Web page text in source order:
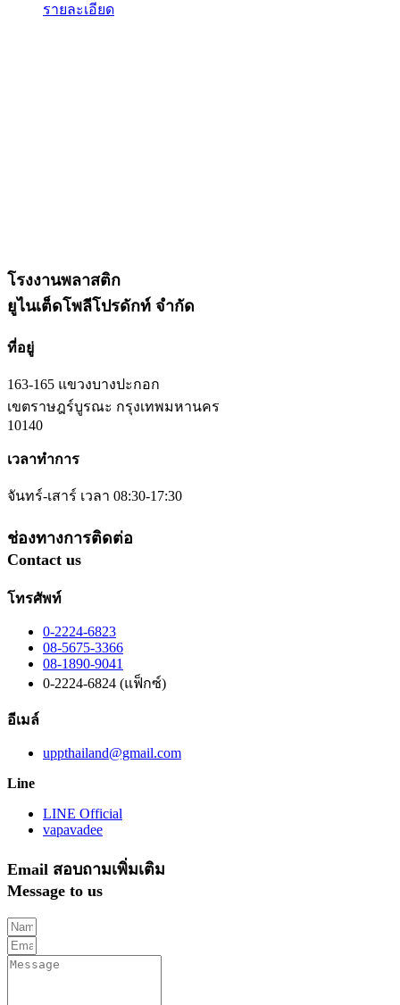
รายละเอียด
โรงงานพลาสติก
ยูไนเต็ดโพลีโปรดักท์ จำกัด
ที่อยู่
163-165 แขวงบางปะกอก
เขตราษฎร์บูรณะ กรุงเทพมหานคร
10140
เวลาทำการ
จันทร์-เสาร์ เวลา 08:30-17:30
ช่องทางการติดต่อ
Contact us
โทรศัพท์
0-2224-6823
08-5675-3366
08-1890-9041
0-2224-6824 (แฟ็กซ์)
อีเมล์
uppthailand@gmail.com
Line
LINE Official
vapavadee
Email สอบถามเพิ่มเติม
Message to us